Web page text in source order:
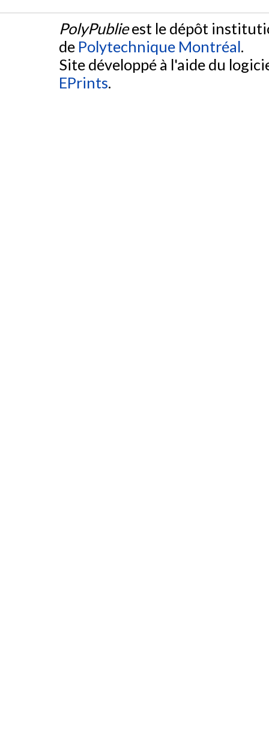
PolyPublieest le dépôt
de Polytechnique Montréal.
Site développé à l'aide du
EPrints.